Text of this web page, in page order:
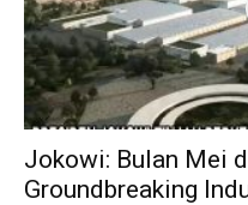
Jokowi: Bulan Mei
Groundbreaking